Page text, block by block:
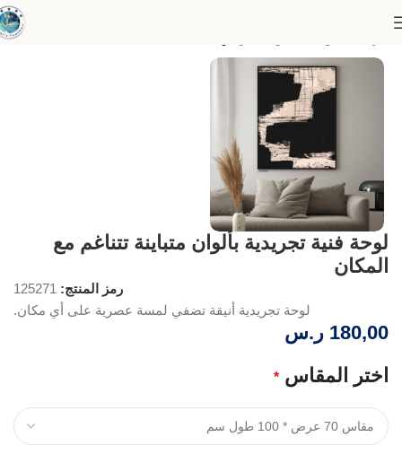
لوحة فنية تجريدية بألوان متباينة تتناغم مع
المكان
رمز المنتج: 125271
لوحة تجريدية أنيقة تضفي لمسة عصرية على أي مكان.
180,00 ر.س
اختر المقاس *